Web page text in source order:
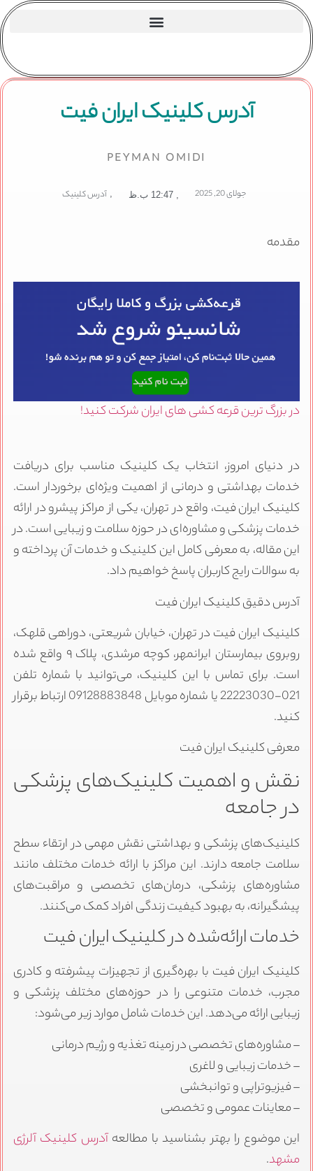
آدرس کلینیک ایران فیت
PEYMAN OMIDI
جولای 20, 2025 12:47 ب.ظ , آدرس کلینیک
مقدمه
در بزرگ ترین قرعه کشی های ایران شرکت کنید!
در دنیای امروز، انتخاب یک کلینیک مناسب برای دریافت
خدمات بهداشتی و درمانی از اهمیت ویژه‌ای برخوردار است.
کلینیک ایران فیت، واقع در تهران، یکی از مراکز پیشرو در ارائه
خدمات پزشکی و مشاوره‌ای در حوزه سلامت و زیبایی است. در
این مقاله، به معرفی کامل این کلینیک و خدمات آن پرداخته و
به سوالات رایج کاربران پاسخ خواهیم داد.
آدرس دقیق کلینیک ایران فیت
کلینیک ایران فیت در تهران، خیابان شریعتی، دوراهی قلهک،
روبروی بیمارستان ایرانمهر، کوچه مرشدی، پلاک ۹ واقع شده
است. برای تماس با این کلینیک، می‌توانید با شماره تلفن
021-22223030 یا شماره موبایل 09128883848 ارتباط برقرار
کنید.
معرفی کلینیک ایران فیت
نقش و اهمیت کلینیک‌های پزشکی
در جامعه
کلینیک‌های پزشکی و بهداشتی نقش مهمی در ارتقاء سطح
سلامت جامعه دارند. این مراکز با ارائه خدمات مختلف مانند
مشاوره‌های پزشکی، درمان‌های تخصصی و مراقبت‌های
پیشگیرانه، به بهبود کیفیت زندگی افراد کمک می‌کنند.
خدمات ارائه‌شده در کلینیک ایران فیت
کلینیک ایران فیت با بهره‌گیری از تجهیزات پیشرفته و کادری
مجرب، خدمات متنوعی را در حوزه‌های مختلف پزشکی و
زیبایی ارائه می‌دهد. این خدمات شامل موارد زیر می‌شود:
– مشاوره‌های تخصصی در زمینه تغذیه و رژیم درمانی
– خدمات زیبایی و لاغری
– فیزیوتراپی و توانبخشی
– معاینات عمومی و تخصصی
این موضوع را بهتر بشناسید با مطالعهآدرس کلینیک آلرژی
مشهد.